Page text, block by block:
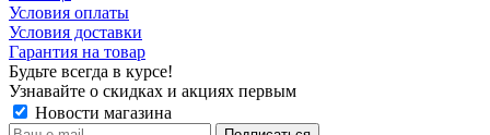
Условия оплаты
Условия доставки
Гарантия на товар
Будьте всегда в курсе!
Узнавайте о скидках и акциях первым
Новости магазина